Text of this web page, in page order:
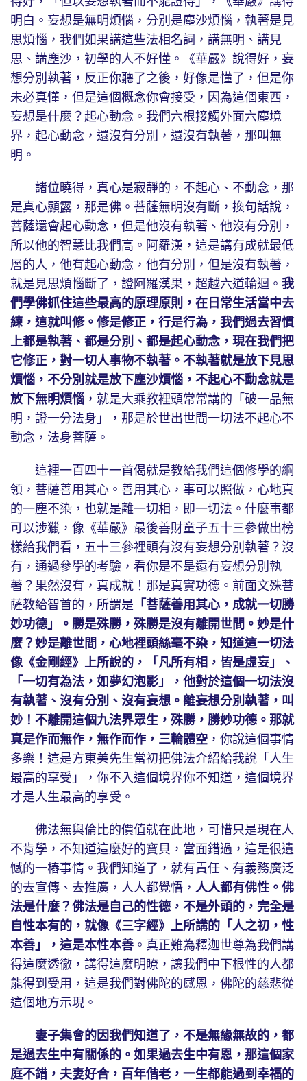
明白。妄想是無明煩惱，分別是塵沙煩惱，執著是見
思煩惱，我們如果講這些法相名詞，講無明、講見
思、講塵沙，初學的人不好懂。《華嚴》說得好，妄
想分別執著，反正你聽了之後，好像是懂了，但是你
未必真懂，但是這個概念你會接受，因為這個東西，
妄想是什麼？起心動念。我們六根接觸外面六塵境
界，起心動念，還沒有分別，還沒有執著，那叫無
明。
諸位曉得，真心是寂靜的，不起心、不動念，那
是真心顯露，那是佛。菩薩無明沒有斷，換句話說，
菩薩還會起心動念，但是他沒有執著、他沒有分別，
所以他的智慧比我們高。阿羅漢，這是講有成就最低
層的人，他有起心動念，他有分別，但是沒有執著，
就是見思煩惱斷了，證阿羅漢果，超越六道輪迴。 我
們學佛抓住這些最高的原理原則，在日常生活當中去
練，這就叫修。修是修正，行是行為，我們過去習慣
上都是執著、都是分別、都是起心動念，現在我們把
它修正，對一切人事物不執著。不執著就是放下見思
煩惱，不分別就是放下塵沙煩惱，不起心不動念就是
放下無明煩惱 ，就是大乘教裡頭常常講的「破一品無
明，證一分法身」，那是於世出世間一切法不起心不
動念，法身菩薩。
這裡一百四十一首偈就是教給我們這個修學的綱
領，菩薩善用其心。善用其心，事可以照做，心地真
的一塵不染，也就是離一切相，即一切法。什麼事都
可以涉獵，像《華嚴》最後善財童子五十三參做出榜
樣給我們看，五十三參裡頭有沒有妄想分別執著？沒
有，通過參學的考驗，看你是不是還有妄想分別執
著？果然沒有，真成就！那是真實功德。前面文殊菩
薩教給智首的，所謂是 「菩薩善用其心，成就一切勝
妙功德」。勝是殊勝，殊勝是沒有離開世間。妙是什
麼？妙是離世間，心地裡頭絲毫不染，知道這一切法
像《金剛經》上所說的，「凡所有相，皆是虛妄」、
「一切有為法，如夢幻泡影」，他對於這個一切法沒
有執著、沒有分別、沒有妄想。離妄想分別執著，叫
妙！不離開這個九法界眾生，殊勝，勝妙功德。那就
真是作而無作，無作而作，三輪體空 ，你說這個事情
多樂！這是方東美先生當初把佛法介紹給我說「人生
最高的享受」，你不入這個境界你不知道，這個境界
才是人生最高的享受。
佛法無與倫比的價值就在此地，可惜只是現在人
不肯學，不知道這麼好的寶貝，當面錯過，這是很遺
憾的一樁事情。我們知道了，就有責任、有義務廣泛
的去宣傳、去推廣，人人都覺悟， 人人都有佛性。佛
法是什麼？佛法是自己的性德，不是外頭的，完全是
自性本有的，就像《三字經》上所講的「人之初，性
本善」，這是本性本善 。真正難為釋迦世尊為我們講
得這麼透徹，講得這麼明瞭，讓我們中下根性的人都
能得到受用，這是我們對佛陀的感恩，佛陀的慈悲從
這個地方示現。
妻子集會的因我們知道了，不是無緣無故的，都
是過去生中有關係的。如果過去生中有恩，那這個家
庭不錯，夫妻好合，百年偕老，一生都能過到幸福的